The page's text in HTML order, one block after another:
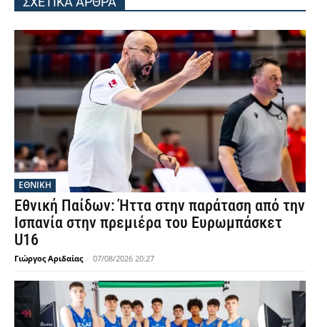
ΕΘΝΙΚΉ
Εθνική Παίδων: Ήττα στην παράταση από την
Ισπανία στην πρεμιέρα του Ευρωμπάσκετ
U16
Γιώργος Αριδαίας - 07/08/2026 20:27